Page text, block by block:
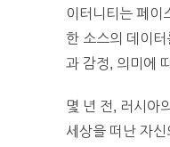
이터니티는 페이
한 소스의 데이
과 감정, 의미에
몇 년 전, 러시아
세상을 떠난 자